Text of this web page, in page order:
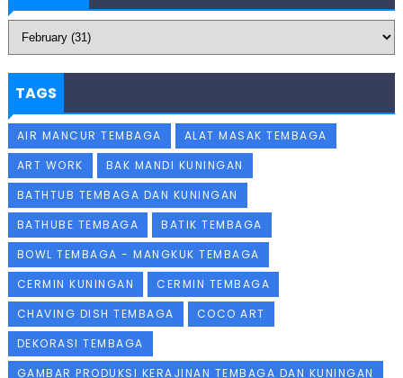
TAGS
AIR MANCUR TEMBAGA
ALAT MASAK TEMBAGA
ART WORK
BAK MANDI KUNINGAN
BATHTUB TEMBAGA DAN KUNINGAN
BATHUBE TEMBAGA
BATIK TEMBAGA
BOWL TEMBAGA - MANGKUK TEMBAGA
CERMIN KUNINGAN
CERMIN TEMBAGA
CHAVING DISH TEMBAGA
COCO ART
DEKORASI TEMBAGA
GAMBAR PRODUKSI KERAJINAN TEMBAGA DAN KUNINGAN